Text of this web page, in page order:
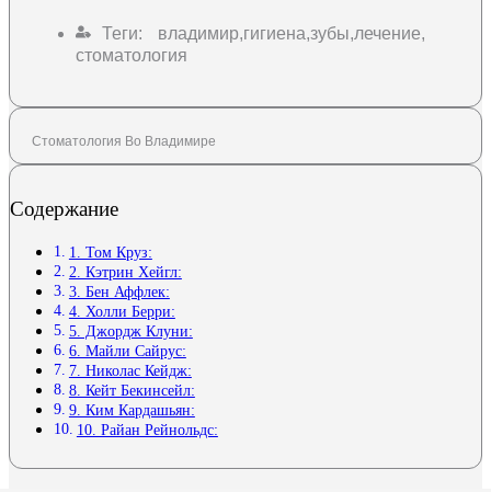
Теги: владимир,гигиена,зубы,лечение,
стоматология
Стоматология Во Владимире
Содержание
1. Том Круз:
2. Кэтрин Хейгл:
3. Бен Аффлек:
4. Холли Берри:
5. Джордж Клуни:
6. Майли Сайрус:
7. Николас Кейдж:
8. Кейт Бекинсейл:
9. Ким Кардашьян:
10. Райан Рейнольдс: